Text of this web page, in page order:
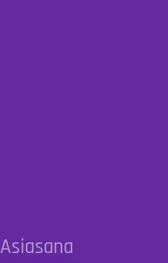
Asiasana